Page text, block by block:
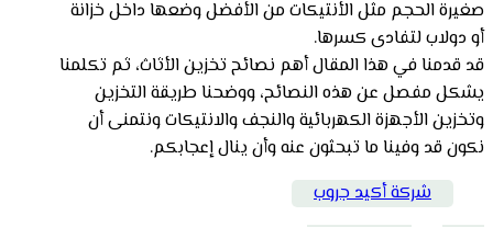
صغيرة الحجم مثل الأنتيكات من الأفضل وضعها داخل خزانة
أو دولاب لتفادى كسرها.
قد قدمنا في هذا المقال أهم نصائح تخزين الأثاث، ثم تكلمنا
يشكل مفصل عن هذه النصائح، ووضحنا طريقة التخزين
وتخزين الأجهزة الكهربائية والنجف والانتيكات ونتمنى أن
نكون قد وفينا ما تبحثون عنه وأن ينال إعجابكم.
شركة أكيد جروب